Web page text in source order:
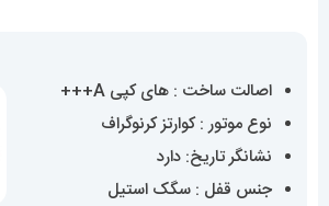
اصالت ساخت : های کپی A+++
نوع موتور : کوارتز کرنوگراف
نشانگر تاریخ: دارد
جنس قفل : سگک استیل